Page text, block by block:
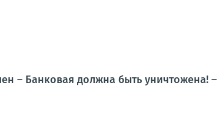
– Банковая должна быть уничтожена!